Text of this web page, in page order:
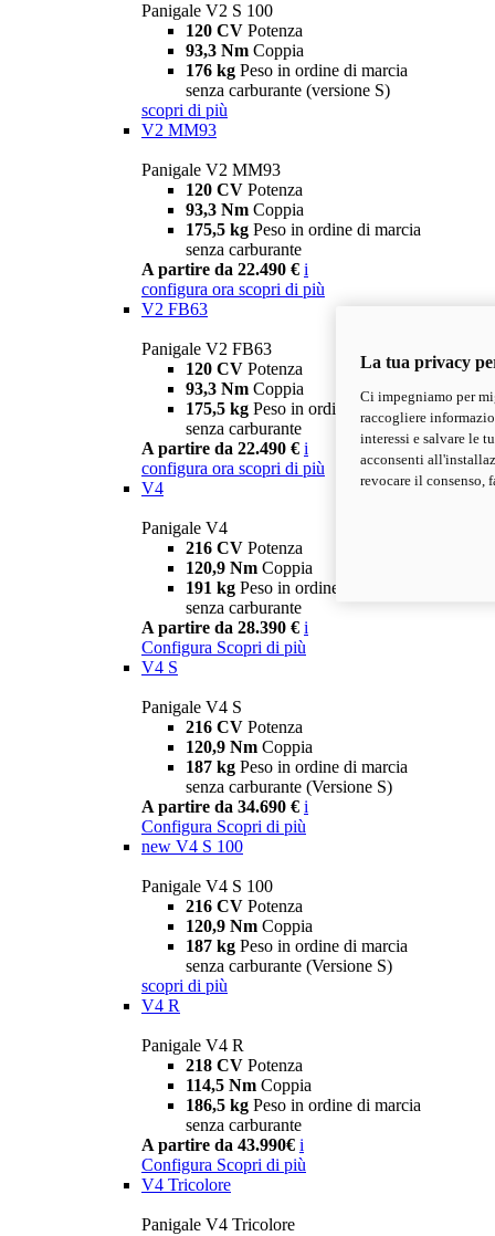
Panigale V2 S 100
120 CV Potenza
93,3 Nm Coppia
176 kg Peso in ordine di marcia
senza carburante (versione S)
scopri di più
V2 MM93
Panigale V2 MM93
120 CV Potenza
93,3 Nm Coppia
175,5 kg Peso in ordine di marcia
senza carburante
A partire da 22.490 € i
configura ora scopri di più
V2 FB63
Panigale V2 FB63
120 CV Potenza
93,3 Nm Coppia
175,5 kg Peso in ordine di marcia
senza carburante
A partire da 22.490 € i
configura ora scopri di più
V4
Panigale V4
216 CV Potenza
120,9 Nm Coppia
191 kg Peso in ordine di marcia
senza carburante
A partire da 28.390 € i
Configura Scopri di più
V4 S
Panigale V4 S
216 CV Potenza
120,9 Nm Coppia
187 kg Peso in ordine di marcia
senza carburante (Versione S)
A partire da 34.690 € i
Configura Scopri di più
new V4 S 100
Panigale V4 S 100
216 CV Potenza
120,9 Nm Coppia
187 kg Peso in ordine di marcia
senza carburante (Versione S)
scopri di più
V4 R
Panigale V4 R
218 CV Potenza
114,5 Nm Coppia
186,5 kg Peso in ordine di marcia
senza carburante
A partire da 43.990€ i
Configura Scopri di più
V4 Tricolore
Panigale V4 Tricolore
La tua privacy
Ci impegniamo per
raccogliere
interessi e salvare le
acconsenti
revocare il consenso,